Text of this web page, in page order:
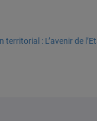
: L’avenir de